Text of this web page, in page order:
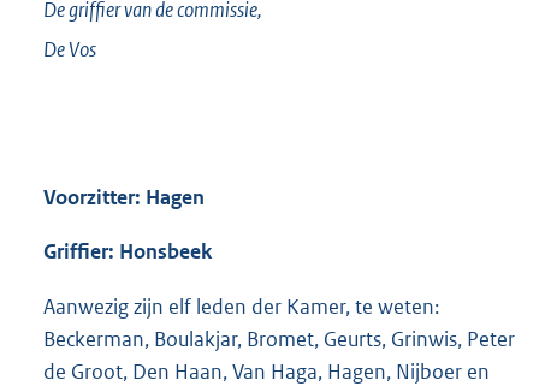
De griffier van de commissie,
De Vos
Voorzitter: Hagen
Griffier: Honsbeek
Aanwezig zijn elf leden der Kamer, te weten:
Beckerman, Boulakjar, Bromet, Geurts, Grinwis, Peter
de Groot, Den Haan, Van Haga, Hagen, Nijboer en